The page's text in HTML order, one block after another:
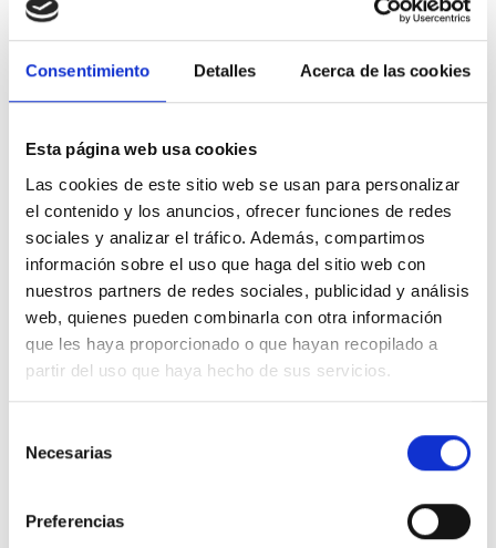
Consentimiento Detalles Acerca de las cookies
Esta página web usa cookies
Las cookies de este sitio web se usan para personalizar
el contenido y los anuncios, ofrecer funciones de redes
sociales y analizar el tráfico. Además, compartimos
información sobre el uso que haga del sitio web con
nuestros partners de redes sociales, publicidad y análisis
web, quienes pueden combinarla con otra información
que les haya proporcionado o que hayan recopilado a
partir del uso que haya hecho de sus servicios.
Necesarias
Preferencias
DEJA TU
COMENTARIO
Tu dirección de correo electrónico no será publicada.
obligatorios están marcados con